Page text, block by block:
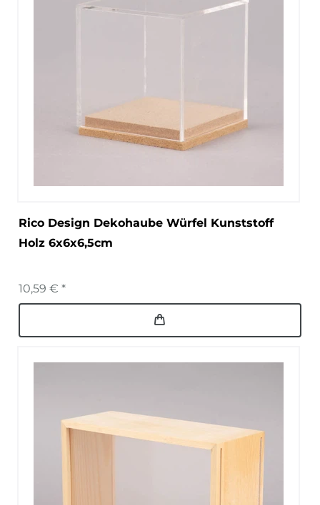
Rico Design Dekohaube Würfel Kunststoff
Holz 6x6x6,5cm
10,59 € *